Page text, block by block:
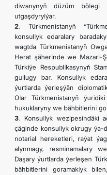
diwanynyň düzüm bölegi
utgaşdyrylýar.
2. Türkmenistanyň
konsullyk edaralary
wagtda Türkmenistanyň
Herat şäherinde we Mazari-
Türkiýe Respublikasynyň
gullugy bar. Konsullyk
ýurtlarda ýerleşýän
Olar Türkmenistanyň
hukuklaryny we bähbitlerini
3. Konsullyk wezipesindäki
çäginde konsullyk okrugy ýa-
notarial hereketleri, raýat
alynmagy, resminamalary
Daşary ýurtlarda ýerleşen
bähbitlerini goramaklyk